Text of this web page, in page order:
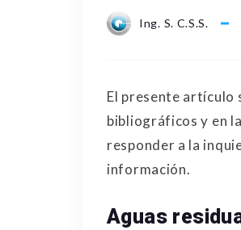
Ing. S. C.S.S.
El presente artículo
bibliográficos y en
responder a la
información.
Aguas